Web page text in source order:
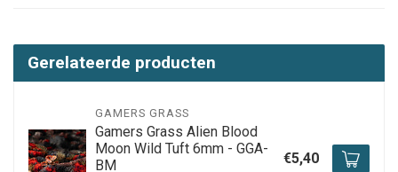
Gerelateerde producten
GAMERS GRASS
Gamers Grass Alien Blood
Moon Wild Tuft 6mm - GGA-
BM
€5,40